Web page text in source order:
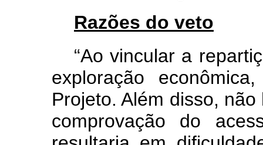
Razões do veto
“Ao vincular a
exploração
Projeto. Além disso,
comprovação do